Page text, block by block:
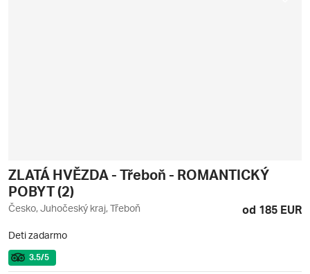
ZLATÁ HVĚZDA - Třeboň - ROMANTICKÝ
POBYT (2)
Česko, Juhočeský kraj, Třeboň od 185 EUR
Deti zadarmo
3.5/5